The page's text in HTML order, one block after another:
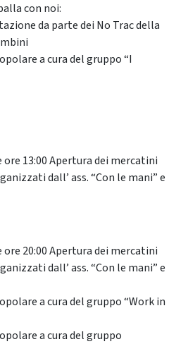
con noi:
da parte dei No Trac della
a cura del gruppo “I
ore 13:00 Apertura dei mercatini
dall’ ass. “Con le mani” e
ore 20:00 Apertura dei mercatini
dall’ ass. “Con le mani” e
a cura del gruppo “Work in
a cura del gruppo